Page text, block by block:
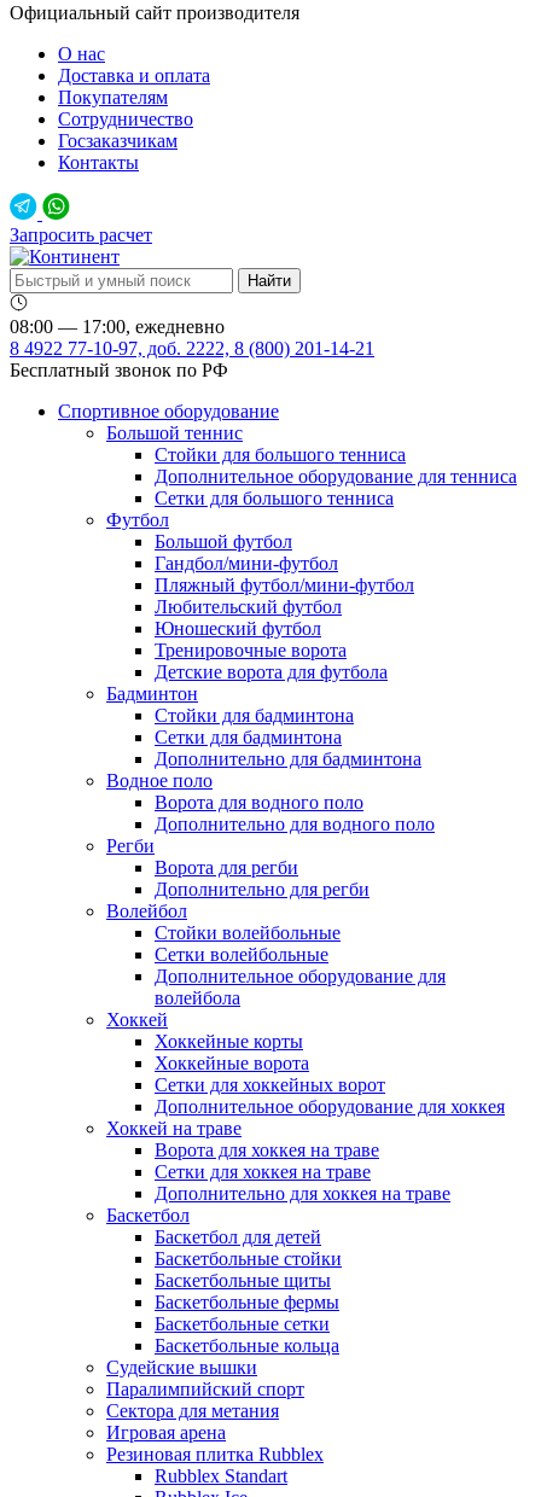
Официальный сайт производителя
О нас
Доставка и оплата
Покупателям
Сотрудничество
Госзаказчикам
Контакты
Запросить расчет
08:00 — 17:00, ежедневно
8 4922 77-10-97, доб. 2222, 8 (800) 201-14-21
Бесплатный звонок по РФ
Спортивное оборудование
Большой теннис
Стойки для большого тенниса
Дополнительное оборудование для тенниса
Сетки для большого тенниса
Футбол
Большой футбол
Гандбол/мини-футбол
Пляжный футбол/мини-футбол
Любительский футбол
Юношеский футбол
Тренировочные ворота
Детские ворота для футбола
Бадминтон
Стойки для бадминтона
Сетки для бадминтона
Дополнительно для бадминтона
Водное поло
Ворота для водного поло
Дополнительно для водного поло
Регби
Ворота для регби
Дополнительно для регби
Волейбол
Стойки волейбольные
Сетки волейбольные
Дополнительное оборудование для
волейбола
Хоккей
Хоккейные корты
Хоккейные ворота
Сетки для хоккейных ворот
Дополнительное оборудование для хоккея
Хоккей на траве
Ворота для хоккея на траве
Сетки для хоккея на траве
Дополнительно для хоккея на траве
Баскетбол
Баскетбол для детей
Баскетбольные стойки
Баскетбольные щиты
Баскетбольные фермы
Баскетбольные сетки
Баскетбольные кольца
Судейские вышки
Паралимпийский спорт
Сектора для метания
Игровая арена
Резиновая плитка Rubblex
Rubblex Standart